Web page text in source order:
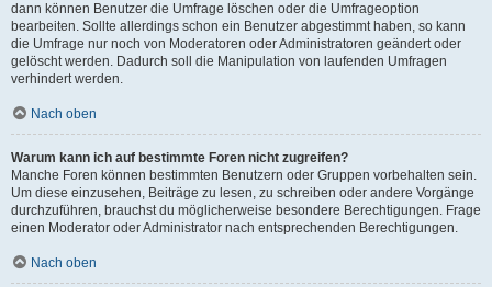
dann können Benutzer die Umfrage löschen oder die Umfrageoption
bearbeiten. Sollte allerdings schon ein Benutzer abgestimmt haben, so kann
die Umfrage nur noch von Moderatoren oder Administratoren geändert oder
gelöscht werden. Dadurch soll die Manipulation von laufenden Umfragen
verhindert werden.
Nach oben
Warum kann ich auf bestimmte Foren nicht zugreifen?
Manche Foren können bestimmten Benutzern oder Gruppen vorbehalten sein.
Um diese einzusehen, Beiträge zu lesen, zu schreiben oder andere Vorgänge
durchzuführen, brauchst du möglicherweise besondere Berechtigungen. Frage
einen Moderator oder Administrator nach entsprechenden Berechtigungen.
Nach oben